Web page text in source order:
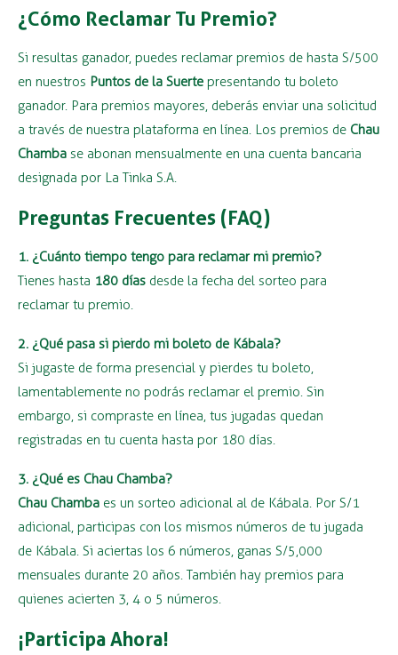
¿Cómo Reclamar Tu Premio?
Si resultas ganador, puedes reclamar premios de hasta S/500
en nuestros Puntos de la Suerte presentando tu boleto
ganador. Para premios mayores, deberás enviar una solicitud
a través de nuestra plataforma en línea. Los premios de Chau
Chamba se abonan mensualmente en una cuenta bancaria
designada por La Tinka S.A.
Preguntas Frecuentes (FAQ)
1. ¿Cuánto tiempo tengo para reclamar mi premio?
Tienes hasta 180 días desde la fecha del sorteo para
reclamar tu premio.
2. ¿Qué pasa si pierdo mi boleto de Kábala?
Si jugaste de forma presencial y pierdes tu boleto,
lamentablemente no podrás reclamar el premio. Sin
embargo, si compraste en línea, tus jugadas quedan
registradas en tu cuenta hasta por 180 días.
3. ¿Qué es Chau Chamba?
Chau Chamba es un sorteo adicional al de Kábala. Por S/1
adicional, participas con los mismos números de tu jugada
de Kábala. Si aciertas los 6 números, ganas S/5,000
mensuales durante 20 años. También hay premios para
quienes acierten 3, 4 o 5 números.
¡Participa Ahora!